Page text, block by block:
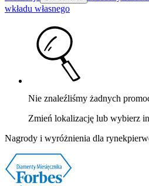
wkładu własnego
Nie znaleźliśmy żadnych
Zmień lokalizację lub wybierz
Nagrody i wyróżnienia dla